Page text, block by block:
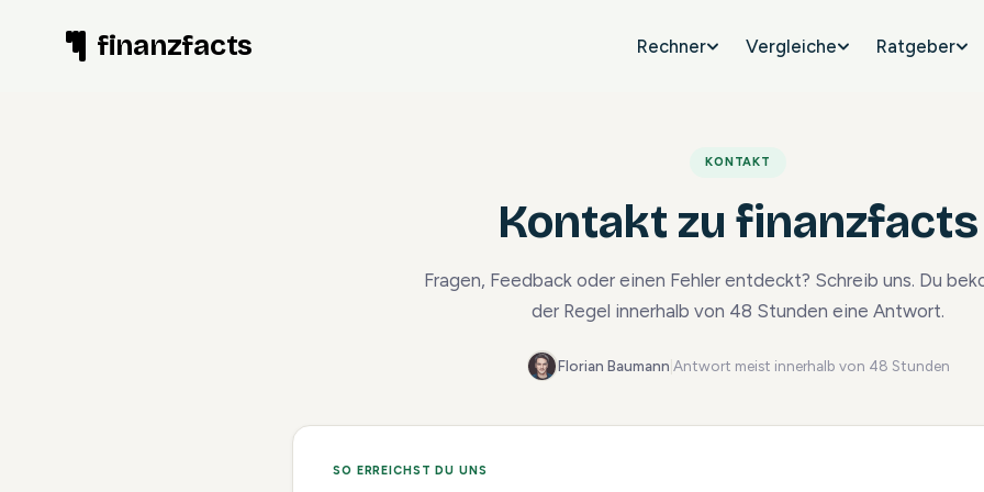
finanzfacts Rechner Vergleiche Ratgeber
KONTAKT
Kontakt zu finanzfacts
Fragen, Feedback oder einen Fehler entdeckt? Schreib uns. Du
der Regel innerhalb von 48 Stunden eine Antwort.
Florian Baumann Antwort meist innerhalb von 48 Stunden
SO ERREICHST DU UNS